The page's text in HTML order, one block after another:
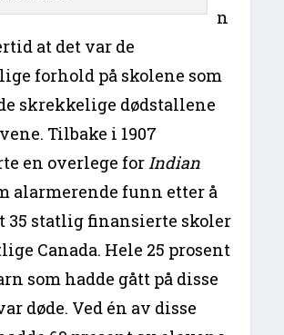
n
at det var de
forhold på skolene som
skrekkelige dødstallene
Tilbake i 1907
en overlege forIndian
alarmerende funn etter å
35 statlig finansierte skoler
Canada. Hele 25 prosent
som hadde gått på disse
døde. Ved én av disse